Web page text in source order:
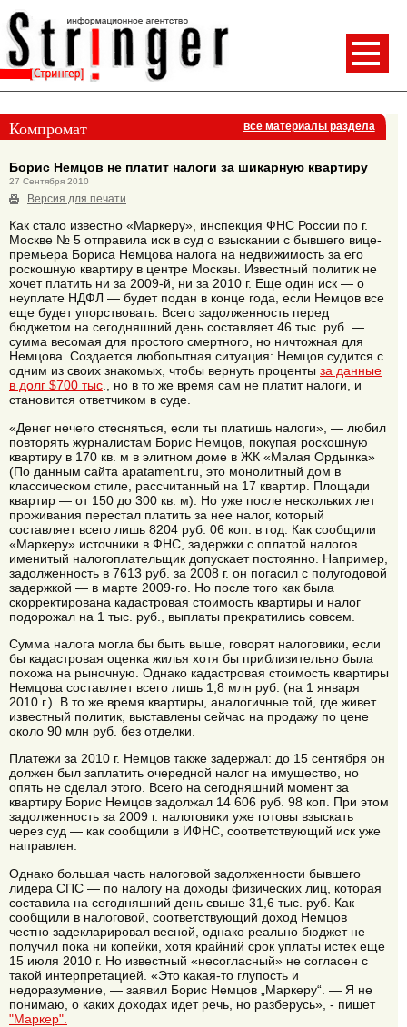
Компромат все материалы раздела
Борис Немцов не платит налоги за шикарную квартиру
27 Сентября 2010
Версия для печати
Как стало известно «Маркеру», инспекция ФНС России по г.
Москве № 5 отправила иск в суд о взыскании с бывшего вице-
премьера Бориса Немцова налога на недвижимость за его
роскошную квартиру в центре Москвы. Известный политик не
хочет платить ни за 2009-й, ни за 2010 г. Еще один иск — о
неуплате НДФЛ — будет подан в конце года, если Немцов все
еще будет упорствовать. Всего задолженность перед
бюджетом на сегодняшний день составляет 46 тыс. руб. —
сумма весомая для простого смертного, но ничтожная для
Немцова. Создается любопытная ситуация: Немцов судится с
одним из своих знакомых, чтобы вернуть проценты за данные
в долг $700 тыс., но в то же время сам не платит налоги, и
становится ответчиком в суде.
«Денег нечего стесняться, если ты платишь налоги», — любил
повторять журналистам Борис Немцов, покупая роскошную
квартиру в 170 кв. м в элитном доме в ЖК «Малая Ордынка»
(По данным сайта apatament.ru, это монолитный дом в
классическом стиле, рассчитанный на 17 квартир. Площади
квартир — от 150 до 300 кв. м). Но уже после нескольких лет
проживания перестал платить за нее налог, который
составляет всего лишь 8204 руб. 06 коп. в год. Как сообщили
«Маркеру» источники в ФНС, задержки с оплатой налогов
именитый налогоплательщик допускает постоянно. Например,
задолженность в 7613 руб. за 2008 г. он погасил с полугодовой
задержкой — в марте 2009-го. Но после того как была
скорректирована кадастровая стоимость квартиры и налог
подорожал на 1 тыс. руб., выплаты прекратились совсем.
Сумма налога могла бы быть выше, говорят налоговики, если
бы кадастровая оценка жилья хотя бы приблизительно была
похожа на рыночную. Однако кадастровая стоимость квартиры
Немцова составляет всего лишь 1,8 млн руб. (на 1 января
2010 г.). В то же время квартиры, аналогичные той, где живет
известный политик, выставлены сейчас на продажу по цене
около 90 млн руб. без отделки.
Платежи за 2010 г. Немцов также задержал: до 15 сентября он
должен был заплатить очередной налог на имущество, но
опять не сделал этого. Всего на сегодняшний момент за
квартиру Борис Немцов задолжал 14 606 руб. 98 коп. При этом
задолженность за 2009 г. налоговики уже готовы взыскать
через суд — как сообщили в ИФНС, соответствующий иск уже
направлен.
Однако большая часть налоговой задолженности бывшего
лидера СПС — по налогу на доходы физических лиц, которая
составила на сегодняшний день свыше 31,6 тыс. руб. Как
сообщили в налоговой, соответствующий доход Немцов
честно задекларировал весной, однако реально бюджет не
получил пока ни копейки, хотя крайний срок уплаты истек еще
15 июля 2010 г. Но известный «несогласный» не согласен с
такой интерпретацией. «Это какая-то глупость и
недоразумение, — заявил Борис Немцов „Маркеру“. — Я не
понимаю, о каких доходах идет речь, но разберусь», - пишет
"Маркер".